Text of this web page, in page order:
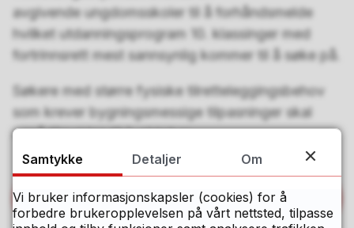
avgivende ungdomsskoler til å forhåndsmelde
hvilket utdanningsprogram 10. klassinger med
fortrinnsrett mest sannsynlig kommer til å søke på.
Søkere med større fysiske tilretteleggingsbehov
som krever bygningsmessige tilpasninger skal
også tilmeldes til 1. oktober.
Tilmeldingsskjema – fortrinnsrett til
videregående opplæring
Samtykke Detaljer Om
Vi bruker informasjonskapsler (cookies) for å
forbedre brukeropplevelsen på vårt nettsted, tilpasse